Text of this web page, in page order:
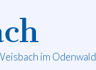
im Odenwald